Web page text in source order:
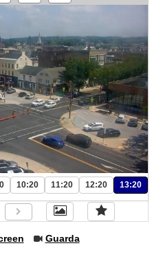
10:20 11:20 12:20 13:20
Guarda